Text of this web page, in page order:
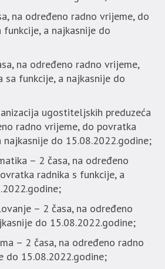
na određeno radno vrijeme, do
a najkasnije do
na određeno radno vrijeme,
sa funkcije, a najkasnije do
ugostiteljskih preduzeća
radno vrijeme, do povratka
najkasnije do 15.08.2022.godine;
– 2 časa, na određeno
radnika s funkcije, a
– 2 časa, na određeno
do 15.08.2022.godine;
– 2 časa, na određeno radno
do 15.08.2022.godine;